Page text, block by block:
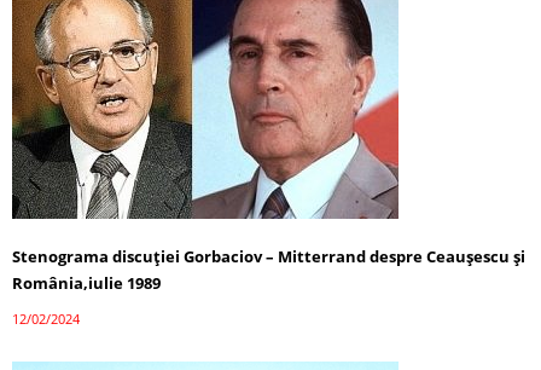
Stenograma discuției Gorbaciov – Mitterrand despre Ceaușescu și
România,iulie 1989
12/02/2024